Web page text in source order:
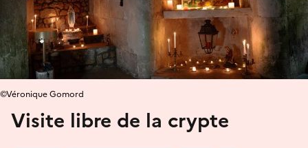
Visite libre de la crypte
©Véronique Gomord